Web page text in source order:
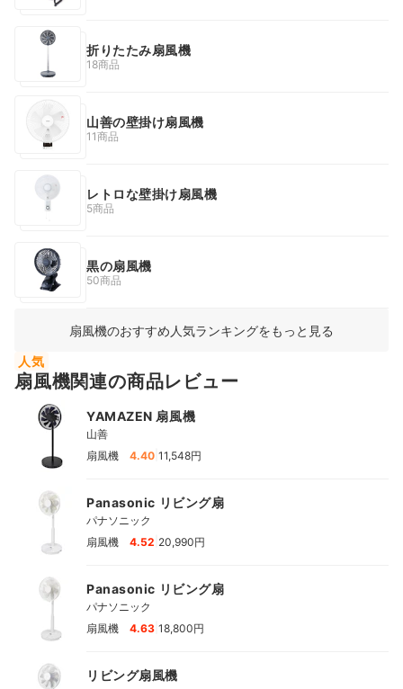
折りたたみ扇風機
18商品
山善の壁掛け扇風機
11商品
レトロな壁掛け扇風機
5商品
黒の扇風機
50商品
扇風機のおすすめ人気ランキングをもっと見る
人気
扇風機関連の商品レビュー
YAMAZEN 扇風機
山善
扇風機
4.40 11,548円
Panasonic リビング扇
パナソニック
扇風機
4.52 20,990円
Panasonic リビング扇
パナソニック
扇風機
4.63 18,800円
リビング扇風機